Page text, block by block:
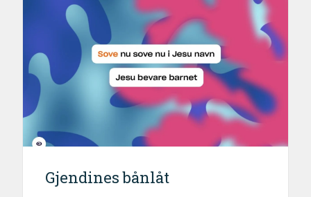
Gjendines bånlåt